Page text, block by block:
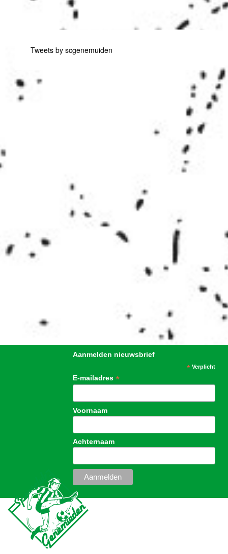
Tweets by scgenemuiden
Aanmelden nieuwsbrief
*Verplicht
E-mailadres*
Voornaam
Achternaam